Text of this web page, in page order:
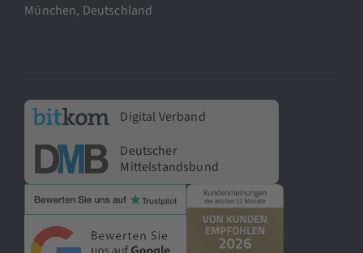
München, Deutschland
Digital Verband
Deutscher
Mittelstandsbund